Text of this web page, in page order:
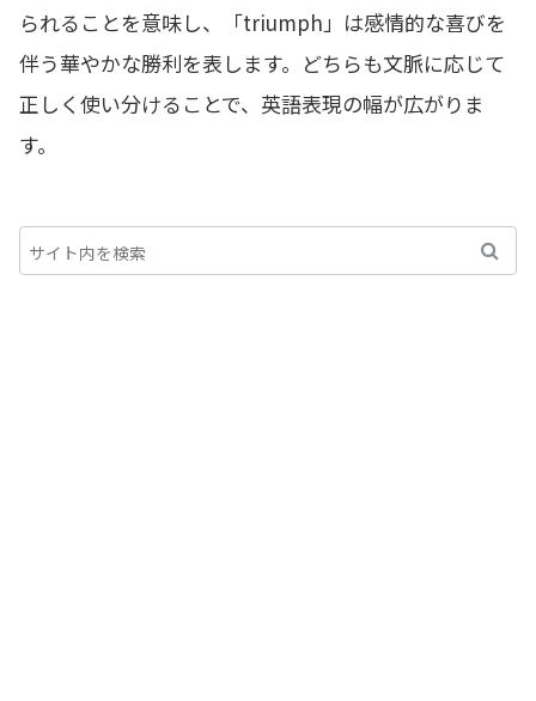
られることを意味し、「triumph」は感情的な喜びを
伴う華やかな勝利を表します。どちらも文脈に応じて
正しく使い分けることで、英語表現の幅が広がりま
す。